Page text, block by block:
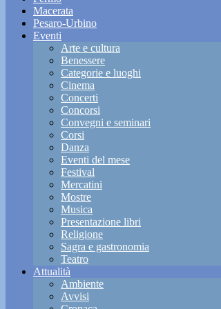
Macerata
Pesaro-Urbino
Eventi
Arte e cultura
Benessere
Categorie e luoghi
Cinema
Concerti
Concorsi
Convegni e seminari
Corsi
Danza
Eventi del mese
Festival
Mercatini
Mostre
Musica
Presentazione libri
Religione
Sagra e gastronomia
Teatro
Attualità
Ambiente
Avvisi